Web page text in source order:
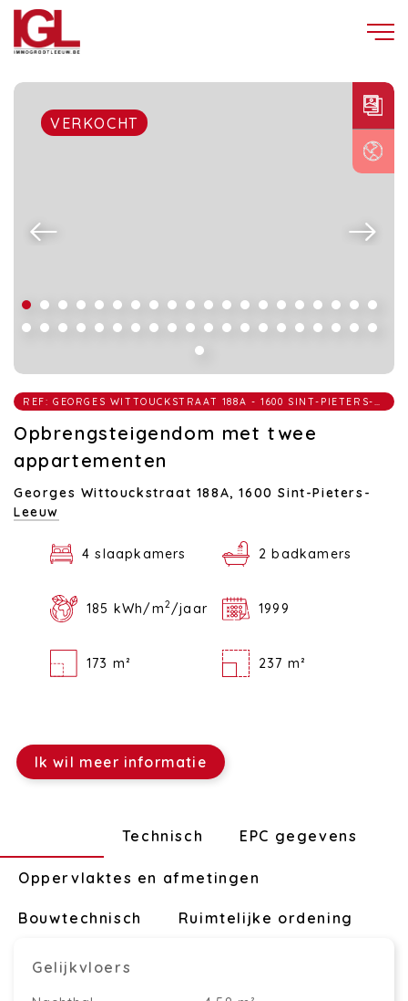
VERKOCHT
Opbrengsteigendom met twee
appartementen
Georges Wittouckstraat 188A,1600 Sint-Pieters-
Leeuw
4 slaapkamers 2 badkamers
185 kWh/m2 /jaar 1999
173 m² 237 m²
Ik wil meer informatie
Technisch EPC gegevens
Oppervlaktes en afmetingen
Bouwtechnisch Ruimtelijke ordening
Gelijkvloers